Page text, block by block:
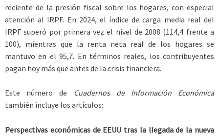
reciente de la presión fiscal sobre los hogares, con especial
atención al IRPF. En 2024, el índice de carga media real del
IRPF superó por primera vez el nivel de 2008 (114,4 frente a
100), mientras que la renta neta real de los hogares se
mantuvo en el 95,7. En términos reales, los contribuyentes
pagan hoy más que antes de la crisis financiera.
Este número de
Cuadernos de Información Económica
también incluye los artículos:
Perspectivas económicas de EEUU tras la llegada de la nueva